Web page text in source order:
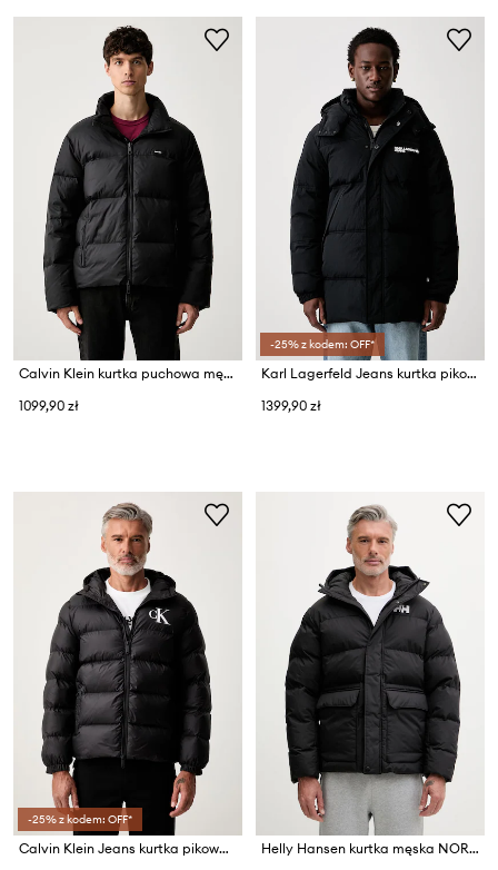
Calvin Klein kurtka puchowa męska
1099,90 zł
-25% z kodem: OFF*
Karl Lagerfeld Jeans kurtka pikowana męska
1399,90 zł
-25% z kodem: OFF*
Calvin Klein Jeans kurtka pikowana męska
Helly Hansen kurtka męska NORDIC PUFFY JACKET